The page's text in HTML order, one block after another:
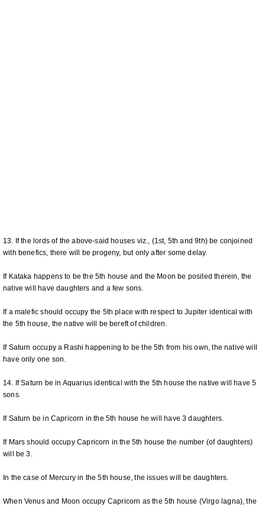
13. If the lords of the above-said houses viz., (1st, 5th and 9th) be conjoined
with benefics, there will be progeny, but only after some delay.
If Kataka happens to be the 5th house and the Moon be posited therein, the
native will have daughters and a few sons.
If a malefic should occupy the 5th place with respect to Jupiter identical with
the 5th house, the native will be bereft of children.
If Saturn occupy a Rashi happening to be the 5th from his own, the native will
have only one son.
14. If Saturn be in Aquarius identical with the 5th house the native will have 5
sons.
If Saturn be in Capricorn in the 5th house he will have 3 daughters.
If Mars should occupy Capricorn in the 5th house the number (of daughters)
will be 3.
In the case of Mercury in the 5th house, the issues will be daughters.
When Venus and Moon occupy Capricorn as the 5th house (Virgo lagna), the